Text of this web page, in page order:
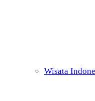
Wisata